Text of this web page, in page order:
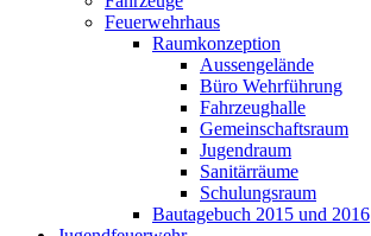
Feuerwehrhaus
Raumkonzeption
Aussengelände
Büro Wehrführung
Fahrzeughalle
Gemeinschaftsraum
Jugendraum
Sanitärräume
Schulungsraum
Bautagebuch 2015 und 2016